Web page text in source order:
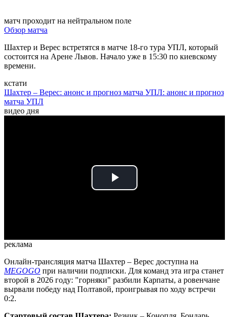
матч проходит на нейтральном поле
Обзор матча
Шахтер и Верес встретятся в матче 18-го тура УПЛ, который
состоится на Арене Львов. Начало уже в 15:30 по киевскому
времени.
кстати
Шахтер – Верес: анонс и прогноз матча УПЛ: анонс и прогноз
матча УПЛ
видео дня
Play
реклама
Онлайн-трансляция матча Шахтер – Верес доступна на
MEGOGO при наличии подписки. Для команд эта игра станет
второй в 2026 году: "горняки" разбили Карпаты, а ровенчане
вырвали победу над Полтавой, проигрывая по ходу встречи
0:2.